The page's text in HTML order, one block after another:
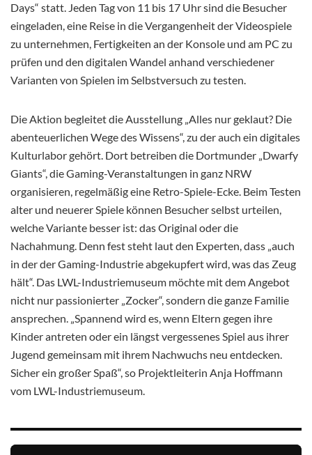
Days“ statt. Jeden Tag von 11 bis 17 Uhr sind die Besucher
eingeladen, eine Reise in die Vergangenheit der Videospiele
zu unternehmen, Fertigkeiten an der Konsole und am PC zu
prüfen und den digitalen Wandel anhand verschiedener
Varianten von Spielen im Selbstversuch zu testen.
Die Aktion begleitet die Ausstellung „Alles nur geklaut? Die
abenteuerlichen Wege des Wissens“, zu der auch ein digitales
Kulturlabor gehört. Dort betreiben die Dortmunder „Dwarfy
Giants“, die Gaming-Veranstaltungen in ganz NRW
organisieren, regelmäßig eine Retro-Spiele-Ecke. Beim Testen
alter und neuerer Spiele können Besucher selbst urteilen,
welche Variante besser ist: das Original oder die
Nachahmung. Denn fest steht laut den Experten, dass „auch
in der der Gaming-Industrie abgekupfert wird, was das Zeug
hält“. Das LWL-Industriemuseum möchte mit dem Angebot
nicht nur passionierter „Zocker“, sondern die ganze Familie
ansprechen. „Spannend wird es, wenn Eltern gegen ihre
Kinder antreten oder ein längst vergessenes Spiel aus ihrer
Jugend gemeinsam mit ihrem Nachwuchs neu entdecken.
Sicher ein großer Spaß“, so Projektleiterin Anja Hoffmann
vom LWL-Industriemuseum.